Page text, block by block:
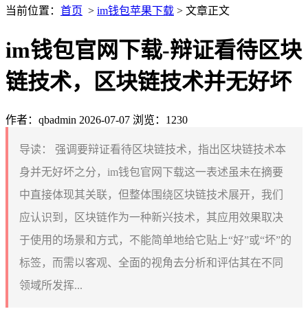
当前位置： 首页 > im钱包苹果下载 > 文章正文
im钱包官网下载-辩证看待区块
链技术，区块链技术并无好坏
作者：qbadmin 2026-07-07 浏览：1230
导读：
强调要辩证看待区块链技术，指出区块链技术本
身并无好坏之分，im钱包官网下载这一表述虽未在摘要
中直接体现其关联，但整体围绕区块链技术展开，我们
应认识到，区块链作为一种新兴技术，其应用效果取决
于使用的场景和方式，不能简单地给它贴上“好”或“坏”的
标签，而需以客观、全面的视角去分析和评估其在不同
领域所发挥...